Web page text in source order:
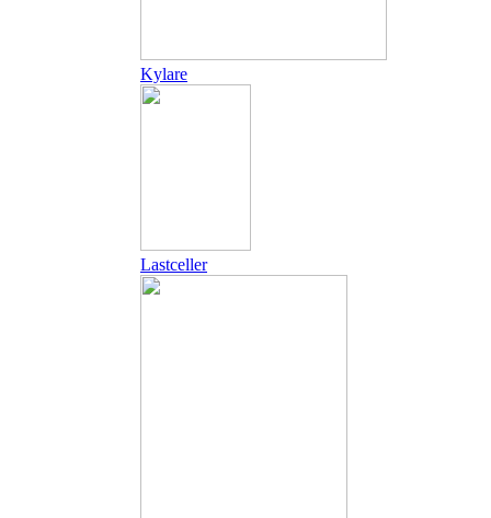
Kylare
Lastceller